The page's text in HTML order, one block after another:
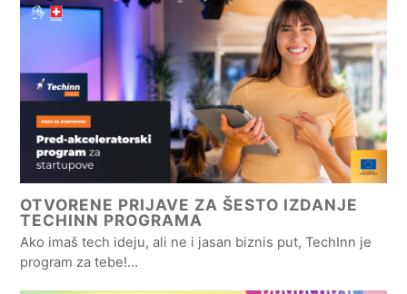
OTVORENE PRIJAVE ZA ŠESTO IZDANJE
TECHINN PROGRAMA
Ako imaš tech ideju, ali ne i jasan biznis put, TechInn je
program za tebe!…